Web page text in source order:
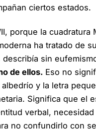
ciertos estados.
porque la cuadratura
ha tratado de
sin
de ellos. Eso no
y la letra
Significa que el
verbal,
no confundirlo con